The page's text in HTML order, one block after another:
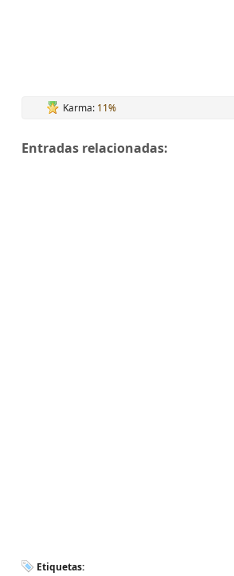
Karma: 11%
Entradas relacionadas:
Etiquetas: